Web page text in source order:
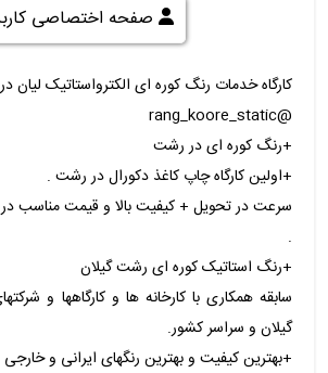
صفحه اختصاصی
کارگاه خدمات رنگ کوره ای الکترواستاتیک لیان
@rang_koore_static
+رنگ کوره ای در رشت
+اولین کارگاه چاپ کاغذ دکورال در رشت .
سرعت در تحویل + کیفیت بالا و قیمت مناسب در
.
+رنگ استاتیک کوره ای رشت گیلان
سابقه همکاری با کارخانه ها و کارگاهها و
گیلان و سراسر کشور.
+بهترین کیفیت و بهترین رنگهای ایرانی و خارجی